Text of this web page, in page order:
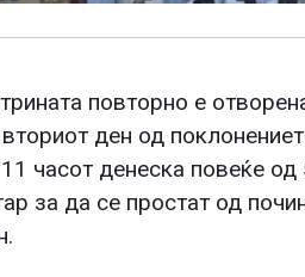
повторно е
ден од
часот денеска повеќе од
за да се простат од